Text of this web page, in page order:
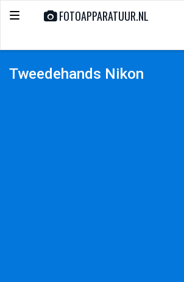
Toggle
FOTOAPPARATUUR.NL
Tweedehands Nikon